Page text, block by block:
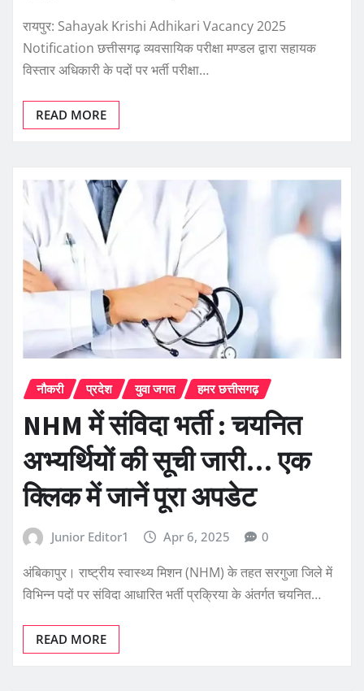
रायपुर: Sahayak Krishi Adhikari Vacancy 2025
Notification छत्तीसगढ़ व्यवसायिक परीक्षा मण्डल द्वारा सहायक
विस्तार अधिकारी के पदों पर भर्ती परीक्षा…
READ MORE
नौकरी प्रदेश युवा जगत हमर छत्तीसगढ़
NHM में संविदा भर्ती : चयनित
अभ्यर्थियों की सूची जारी… एक
क्लिक में जानें पूरा अपडेट
Junior Editor1 Apr 6, 2025 0
अंबिकापुर। राष्ट्रीय स्वास्थ्य मिशन (NHM) के तहत सरगुजा जिले में
विभिन्न पदों पर संविदा आधारित भर्ती प्रक्रिया के अंतर्गत चयनित…
READ MORE